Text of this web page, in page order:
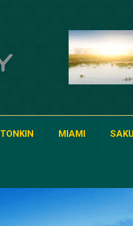
TONKIN MIAMI